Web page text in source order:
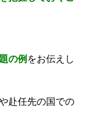
の例 をお伝えし
赴任先の国での